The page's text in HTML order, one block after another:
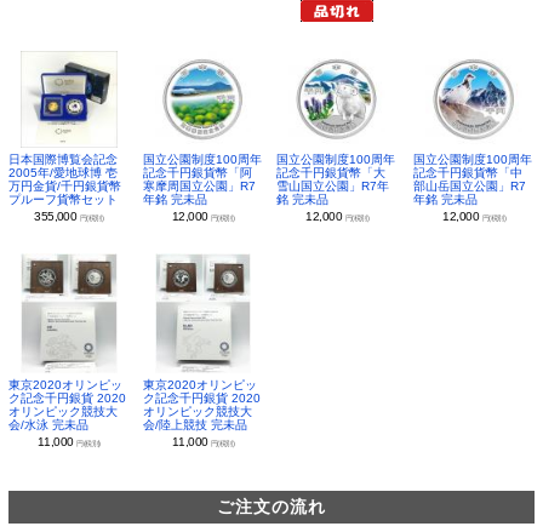
日本国際博覧会記念
2005年/愛地球博 壱
万円金貨/千円銀貨幣
プルーフ貨幣セット
355,000 円(税別)
国立公園制度100周年
記念千円銀貨幣「阿
寒摩周国立公園」R7
年銘 完未品
12,000 円(税別)
国立公園制度100周年
記念千円銀貨幣「大
雪山国立公園」R7年
銘 完未品
12,000 円(税別)
国立公園制度100周年
記念千円銀貨幣「中
部山岳国立公園」R7
年銘 完未品
12,000 円(税別)
東京2020オリンピッ
ク記念千円銀貨 2020
オリンピック競技大
会/水泳 完未品
11,000円(税別)
東京2020オリンピッ
ク記念千円銀貨 2020
オリンピック競技大
会/陸上競技 完未品
11,000 円(税別)
ご注文の流れ